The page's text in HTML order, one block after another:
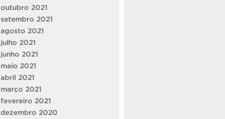
outubro 2021
setembro 2021
agosto 2021
julho 2021
junho 2021
maio 2021
abril 2021
março 2021
fevereiro 2021
dezembro 2020